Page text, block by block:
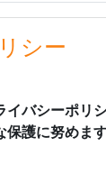
シー
バシーポリ
護に努めます